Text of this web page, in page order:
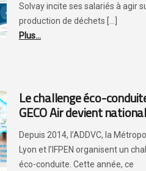
Solvay incite ses salariés à agir
production de déchets [...]
Plus...
Le challenge éco-
GECO Air devient
Depuis 2014, l’ADDVC, la
Lyon et l’IFPEN organisent un
éco-conduite. Cette année, ce